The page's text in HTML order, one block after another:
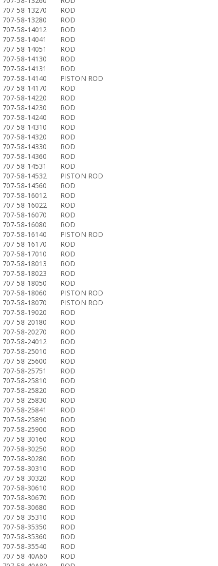
707-58-13270
ROD
707-58-13280
ROD
707-58-14012
ROD
707-58-14041
ROD
707-58-14051
ROD
707-58-14130
ROD
707-58-14131
ROD
707-58-14140
PISTON ROD
707-58-14170
ROD
707-58-14220
ROD
707-58-14230
ROD
707-58-14240
ROD
707-58-14310
ROD
707-58-14320
ROD
707-58-14330
ROD
707-58-14360
ROD
707-58-14531
ROD
707-58-14532
PISTON ROD
707-58-14560
ROD
707-58-16012
ROD
707-58-16022
ROD
707-58-16070
ROD
707-58-16080
ROD
707-58-16140
PISTON ROD
707-58-16170
ROD
707-58-17010
ROD
707-58-18013
ROD
707-58-18023
ROD
707-58-18050
ROD
707-58-18060
PISTON ROD
707-58-18070
PISTON ROD
707-58-19020
ROD
707-58-20180
ROD
707-58-20270
ROD
707-58-24012
ROD
707-58-25010
ROD
707-58-25600
ROD
707-58-25751
ROD
707-58-25810
ROD
707-58-25820
ROD
707-58-25830
ROD
707-58-25841
ROD
707-58-25890
ROD
707-58-25900
ROD
707-58-30160
ROD
707-58-30250
ROD
707-58-30280
ROD
707-58-30310
ROD
707-58-30320
ROD
707-58-30610
ROD
707-58-30670
ROD
707-58-30680
ROD
707-58-35310
ROD
707-58-35350
ROD
707-58-35360
ROD
707-58-35540
ROD
707-58-40A60
ROD